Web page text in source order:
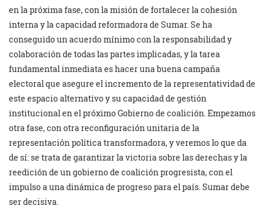
en la próxima fase, con la misión de fortalecer la cohesión
interna y la capacidad reformadora de Sumar. Se ha
conseguido un acuerdo mínimo con la responsabilidad y
colaboración de todas las partes implicadas, y la tarea
fundamental inmediata es hacer una buena campaña
electoral que asegure el incremento de la representatividad de
este espacio alternativo y su capacidad de gestión
institucional en el próximo Gobierno de coalición. Empezamos
otra fase, con otra reconfiguración unitaria de la
representación política transformadora, y veremos lo que da
de sí: se trata de garantizar la victoria sobre las derechas y la
reedición de un gobierno de coalición progresista, con el
impulso a una dinámica de progreso para el país. Sumar debe
ser decisiva.